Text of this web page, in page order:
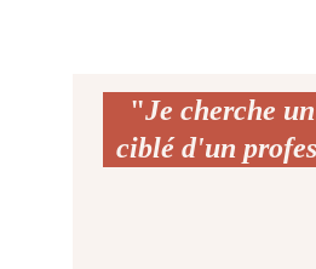
"Je cherche
ciblé d'un